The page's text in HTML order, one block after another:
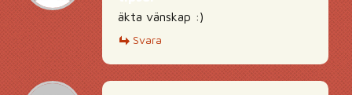
äkta vänskap :)
Svara